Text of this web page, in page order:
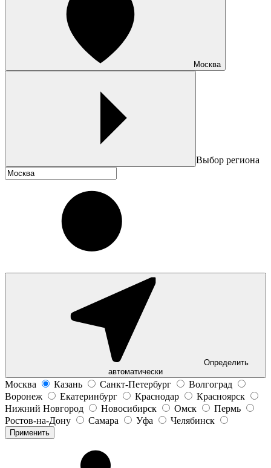
Москва
Выбор региона
Определить
автоматически
Москва Казань Санкт-Петербург
Волгоград
Воронеж
Екатеринбург Краснодар
Красноярск
Нижний Новгород
Новосибирск Омск
Пермь
Ростов-на-Дону
Самара Уфа Челябинск
Применить